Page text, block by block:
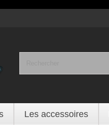
Les accessoires